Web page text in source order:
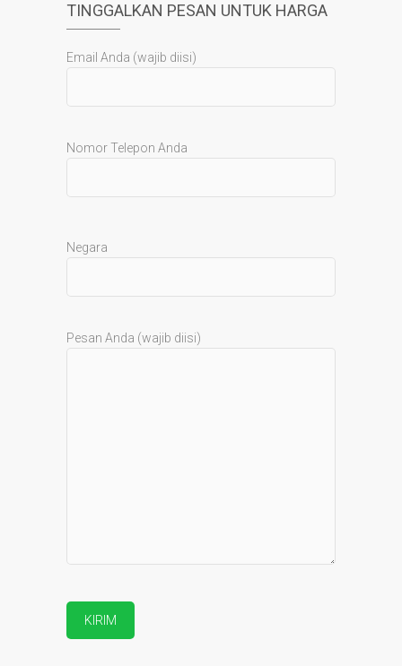
TINGGALKAN PESAN UNTUK HARGA
Email Anda (wajib diisi)
Nomor Telepon Anda
Negara
Pesan Anda (wajib diisi)